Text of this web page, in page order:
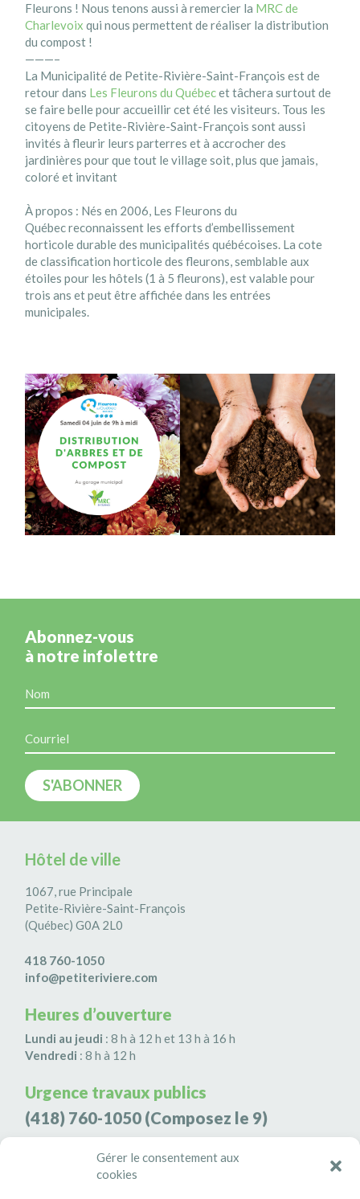
Gérer le consentement aux
cookies
Fleurons ! Nous tenons aussi à remercier la MRC de
Charlevoix qui nous permettent de réaliser la distribution
du compost !
———–
La Municipalité de Petite-Rivière-Saint-François est de
retour dans Les Fleurons du Québecet tâchera surtout de
se faire belle pour accueillir cet été les visiteurs. Tous les
citoyens de Petite-Rivière-Saint-François sont aussi
invités à fleurir leurs parterres et à accrocher des
jardinières pour que tout le village soit, plus que jamais,
coloré et invitant
À propos : Nés en 2006, Les Fleurons du
Québecreconnaissent les efforts d’embellissement
horticole durable des municipalités québécoises. La cote
de classification horticole des fleurons, semblable aux
étoiles pour les hôtels (1 à 5 fleurons), est valable pour
trois ans et peut être affichée dans les entrées
municipales.
Abonnez-vous
à notre infolettre
Hôtel de ville
1067, rue Principale
Petite-Rivière-Saint-François
(Québec) G0A 2L0
418 760-1050
info@petiteriviere.com
Heures d’ouverture
Lundi au jeudi : 8 h à 12 h et 13 h à 16 h
Vendredi : 8 h à 12 h
Urgence travaux publics
(418) 760-1050 (Composez le 9)
Agence de sécurité S3K9
(418) 808-9566